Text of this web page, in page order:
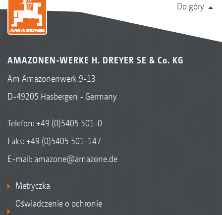
Do góry
AMAZONEN-WERKE H. DREYER SE & Co. KG
Am Amazonenwerk 9-13
D-49205 Hasbergen - Germany
Telefon:+49 (0)5405 501-0
Faks: +49 (0)5405 501-147
E-mail: amazone@amazone.de
Metryczka
Oświadczenie o ochronie